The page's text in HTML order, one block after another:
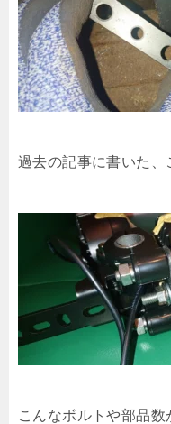
過去の記事に書いた、
こんなボルトや部品数